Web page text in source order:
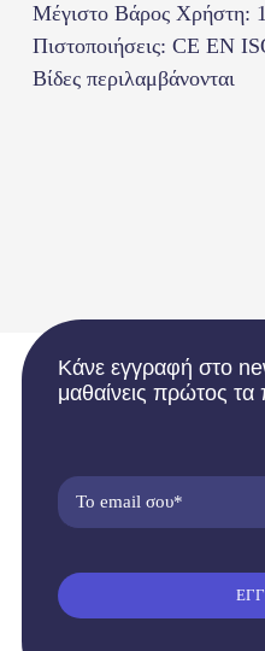
Μέγιστο Βάρος Χρήστη:
Πιστοποιήσεις: CE EN
Βίδες περιλαμβάνονται
Κάνε εγγραφή στο
μαθαίνεις πρώτος τα